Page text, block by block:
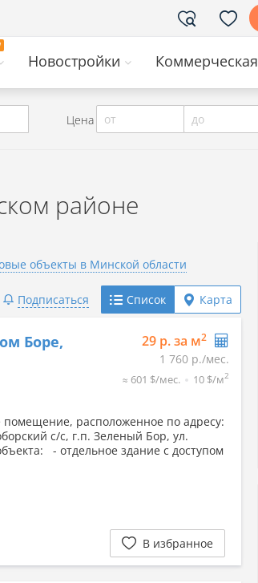
Новостройки Коммерческая
Цена от до
районе
объекты в Минской области
Подписаться Список Карта
Боре,
29 р. за м2
1 760 р./мес.
≈ 601 $/мес. 10 $/м2
расположенное по адресу:
с/с, г.п. Зеленый Бор, ул.
- отдельное здание с доступом
В избранное